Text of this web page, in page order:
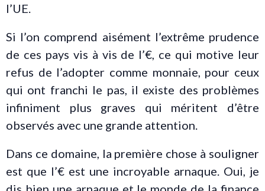
l’UE.
Si l’on comprend aisément l’extrême prudence
de ces pays vis à vis de l’€, ce qui motive leur
refus de l’adopter comme monnaie, pour ceux
qui ont franchi le pas, il existe des problèmes
infiniment plus graves qui méritent d’être
observés avec une grande attention.
Dans ce domaine, la première chose à souligner
est que l’€ est une incroyable arnaque. Oui, je